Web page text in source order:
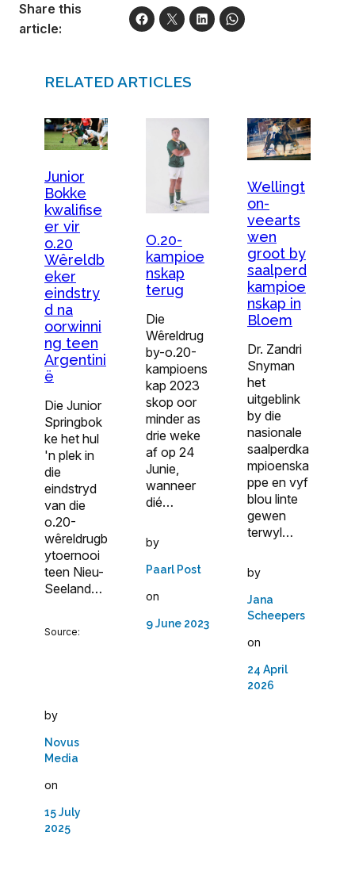
Share this
article:
RELATED ARTICLES
Junior
Bokke
kwalifise
er vir
o.20
Wêreldb
eker
eindstry
d na
oorwinni
ng teen
Argentini
ë
Die Junior
Springbok
ke het hul
'n plek in
die
eindstryd
van die
o.20-
wêreldrugb
ytoernooi
teen Nieu-
Seeland…
Source:
by
Novus
Media
on
15 July
2025
O.20-
kampioe
nskap
terug
Die
Wêreldrug
by-o.20-
kampioens
kap 2023
skop oor
minder as
drie weke
af op 24
Junie,
wanneer
dié…
by
Paarl Post
on
9 June 2023
Wellingt
on-
veearts
wen
groot by
saalperd
kampioe
nskap in
Bloem
Dr. Zandri
Snyman
het
uitgeblink
by die
nasionale
saalperdka
mpioenska
ppe en vyf
blou linte
gewen
terwyl…
by
Jana
Scheepers
on
24 April
2026